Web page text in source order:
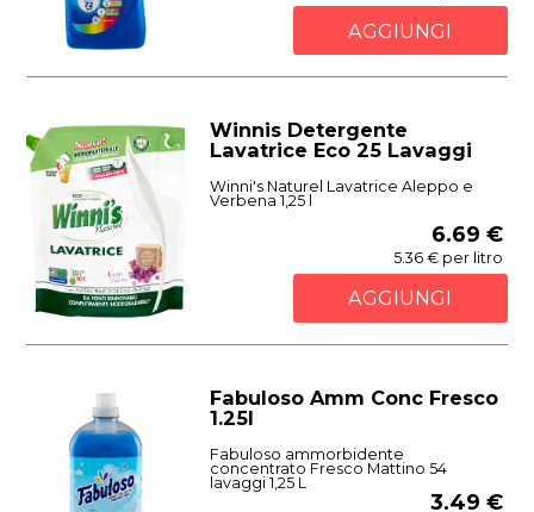
AGGIUNGI
Winnis Detergente
Lavatrice Eco 25 Lavaggi
Winni's Naturel Lavatrice Aleppo e
Verbena 1,25 l
6.69 €
5.36 € per litro
AGGIUNGI
Fabuloso Amm Conc Fresco
1.25l
Fabuloso ammorbidente
concentrato Fresco Mattino 54
lavaggi 1,25 L
3.49 €